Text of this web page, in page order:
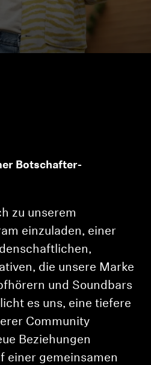
Zubehör
Hören
Botschafter-
zu unserem
einzuladen, einer
die unsere Marke
und Soundbars
es uns, eine tiefere
Community
Beziehungen
einer gemeinsamen